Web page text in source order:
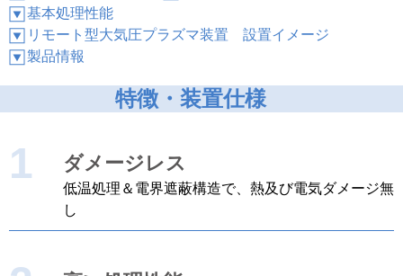
基本処理性能
リモート型大気圧プラズマ装置 設置イメージ
製品情報
特徴・装置仕様
1 ダメージレス
低温処理＆電界遮蔽構造で、熱及び電気ダメージ無
し